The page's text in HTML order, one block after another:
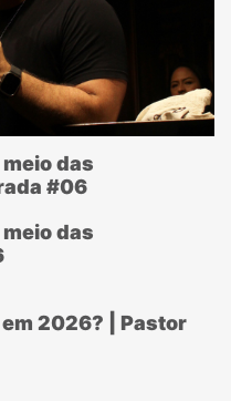
das
#06
das
2026? | Pastor